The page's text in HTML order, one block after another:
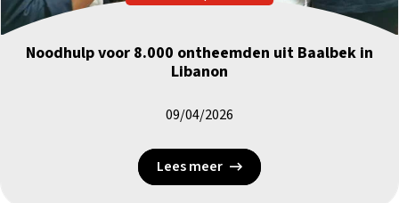
Noodhulp voor 8.000 ontheemden uit Baalbek in
Libanon
09/04/2026
Lees meer